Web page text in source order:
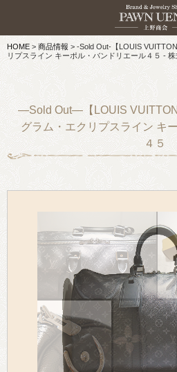
HOME > 商品情報> -Sold Out-【LOUIS
リプスライン キーポル・バンドリエール４５ -
—Sold Out—【LOUIS
グラム・エクリプスライン キ
４５
> 初め
> 預け
> 売り
> 買い
> 取り
> 商品情
> スタ
> お知
> キャ
> 会社
> アク